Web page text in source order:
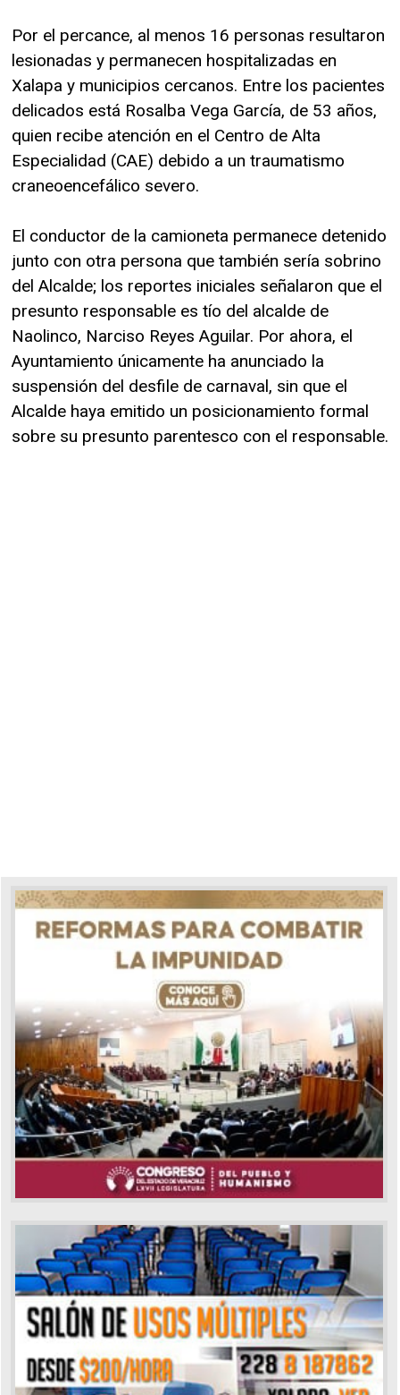
Por el percance, al menos 16 personas resultaron
lesionadas y permanecen hospitalizadas en
Xalapa y municipios cercanos. Entre los pacientes
delicados está Rosalba Vega García, de 53 años,
quien recibe atención en el Centro de Alta
Especialidad (CAE) debido a un traumatismo
craneoencefálico severo.
El conductor de la camioneta permanece detenido
junto con otra persona que también sería sobrino
del Alcalde; los reportes iniciales señalaron que el
presunto responsable es tío del alcalde de
Naolinco, Narciso Reyes Aguilar. Por ahora, el
Ayuntamiento únicamente ha anunciado la
suspensión del desfile de carnaval, sin que el
Alcalde haya emitido un posicionamiento formal
sobre su presunto parentesco con el responsable.